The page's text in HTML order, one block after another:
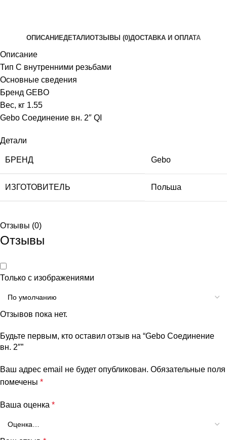
ОПИСАНИЕДЕТАЛИОТЗЫВЫ (0)ДОСТАВКА И ОПЛАТА
Описание
Тип С внутренними резьбами
Основные сведения
Бренд GEBO
Вес, кг 1.55
Gebo Соединение вн. 2″ QI
Детали
БРЕНД Gebo
ИЗГОТОВИТЕЛЬ Польша
Отзывы (0)
Отзывы
Только с изображениями
Отзывов пока нет.
Будьте первым, кто оставил отзыв на “Gebo Соединение
вн. 2″”
Ваш адрес email не будет опубликован. Обязательные поля
помечены *
Ваша оценка *